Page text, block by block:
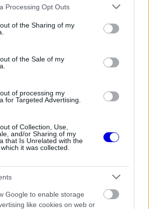
website/app uses one or more Google
visit or usage behaviour. You may click to
to Google and its third-party tags to
specified purposes in below Google
Processing Opt Outs
of the Sharing of my
of the Sale of my
of processing my
for Targeted Advertising.
of Collection, Use,
and/or Sharing of my
that Is Unrelated with the
it was collected.
Google to enable storage
like cookies on web or
not be loaded, either because
is not supported.
majd kitért arra is, hogy a
kezdőként elkövetett hibája
kört tudott teljesíteni. "A cél az
a versenyt és minél több
miközben folyamatosan